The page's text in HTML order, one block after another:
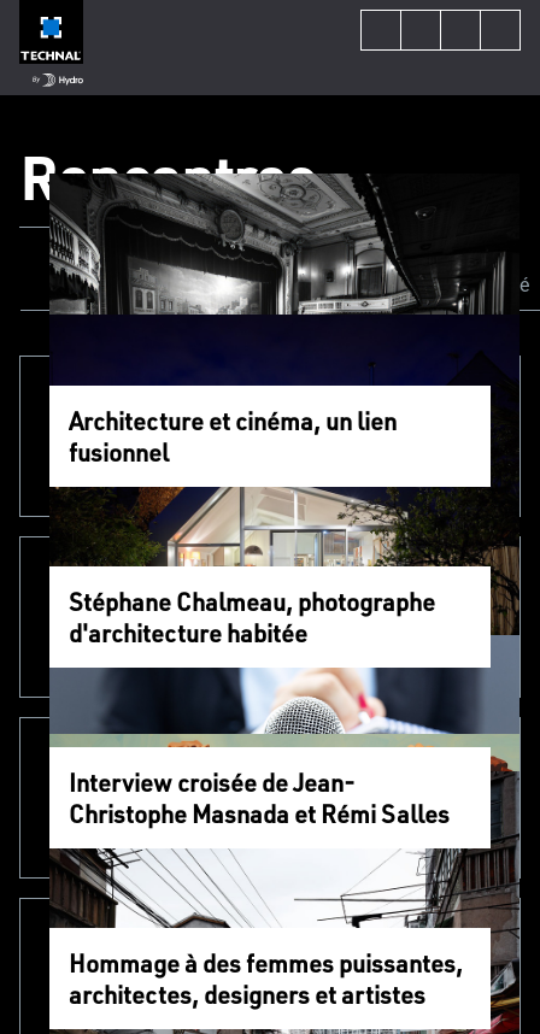
Rencontres
Tout consulter Actualités Circularité
Architecture et cinéma, un lien
fusionnel
Stéphane Chalmeau, photographe
d'architecture habitée
Interview croisée de Jean-
Christophe Masnada et Rémi Salles
Hommage à des femmes puissantes,
architectes, designers et artistes